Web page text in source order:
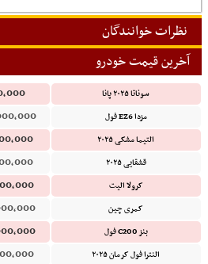
نظرات خوانندگان
آخرین قیمت خودرو
سوناتا ۲۰۲۵ پانا
مزدا EZ6 فول
التیما مشکی ۲۰۲۵
قشقایی ۲۰۲۵
کرولا الیت
کمری چین
بنز C200 فول
النترا فول کرمان ۲۰۲۵